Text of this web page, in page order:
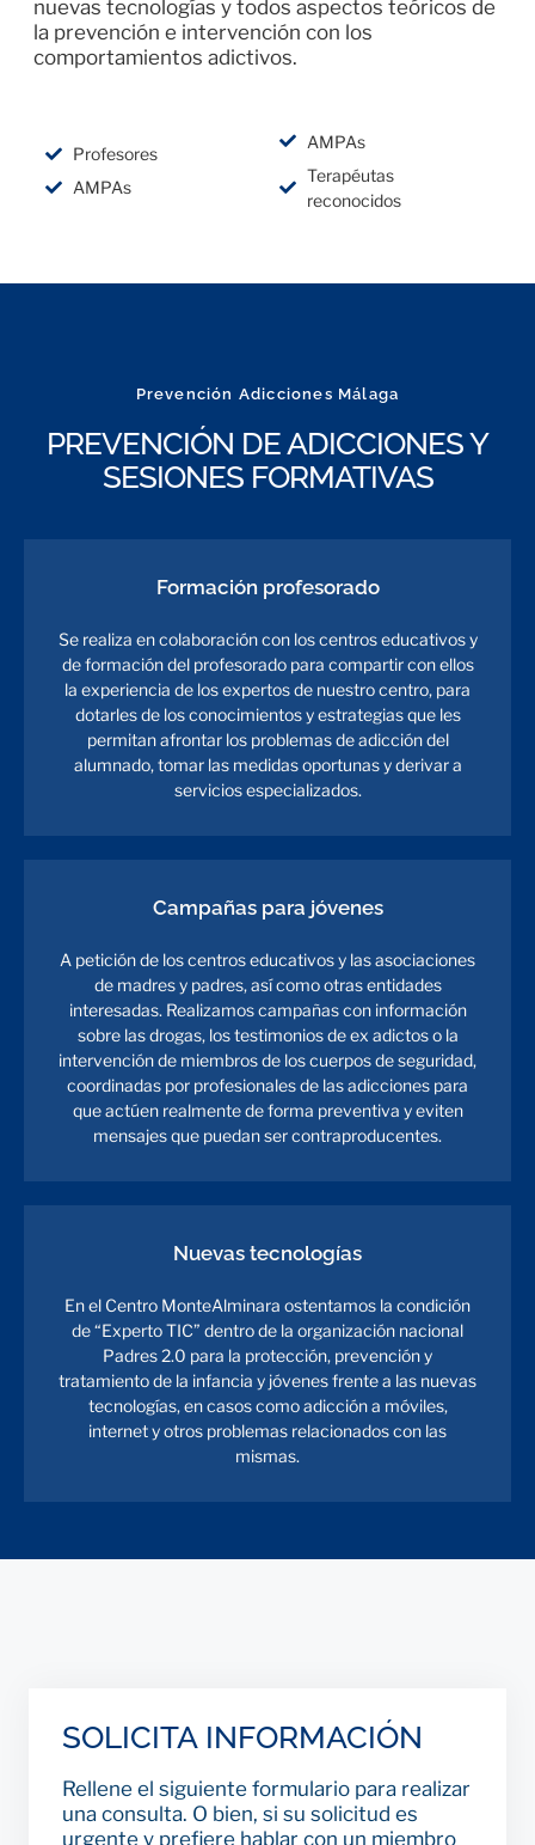
nuevas tecnologías y todos aspectos teóricos de
la prevención e intervención con los
comportamientos adictivos.
Profesores
AMPAs
AMPAs
Terapéutas
reconocidos
Prevención Adicciones Málaga
PREVENCIÓN DE ADICCIONES Y
SESIONES FORMATIVAS
Formación profesorado
Se realiza en colaboración con los centros educativos y
de formación del profesorado para compartir con ellos
la experiencia de los expertos de nuestro centro, para
dotarles de los conocimientos y estrategias que les
permitan afrontar los problemas de adicción del
alumnado, tomar las medidas oportunas y derivar a
servicios especializados.
Campañas para jóvenes
A petición de los centros educativos y las asociaciones
de madres y padres, así como otras entidades
interesadas. Realizamos campañas con información
sobre las drogas, los testimonios de ex adictos o la
intervención de miembros de los cuerpos de seguridad,
coordinadas por profesionales de las adicciones para
que actúen realmente de forma preventiva y eviten
mensajes que puedan ser contraproducentes.
Nuevas tecnologías
En el Centro MonteAlminara ostentamos la condición
de “Experto TIC” dentro de la organización nacional
Padres 2.0 para la protección, prevención y
tratamiento de la infancia y jóvenes frente a las nuevas
tecnologías, en casos como adicción a móviles,
internet y otros problemas relacionados con las
mismas.
SOLICITA INFORMACIÓN
Rellene el siguiente formulario para realizar
una consulta. O bien, si su solicitud es
urgente y prefiere hablar con un miembro